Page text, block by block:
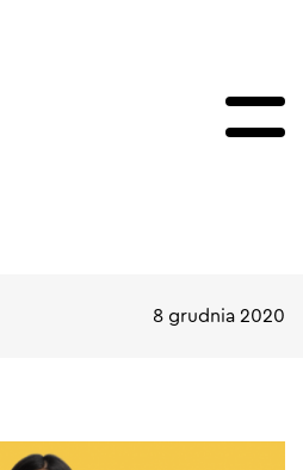
8 grudnia 2020